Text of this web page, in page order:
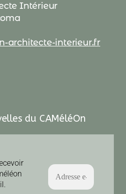
Intérieur
architecte-interieur.fr
du CAMéléOn